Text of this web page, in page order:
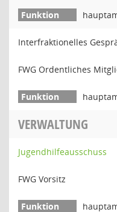
Interfraktionelles
FWG Ordentliches
VERWALTUNG
Jugendhilfeausschuss
FWG Vorsitz